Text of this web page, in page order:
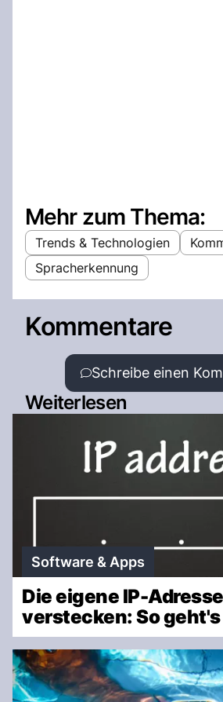
Mehr zum Thema:
Trends & Technologien
Spracherkennung
Kommentare
Schreibe einen
Weiterlesen
Software & Apps
Die eigene IP-Adresse
verstecken: So geht's